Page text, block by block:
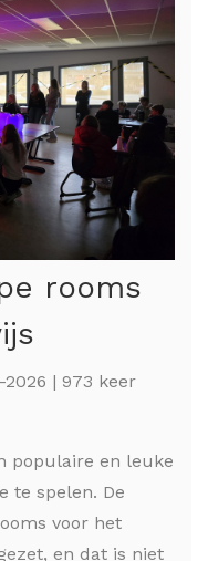
rooms
| 973 keer
populaire en leuke
te spelen. De
voor het
en dat is niet